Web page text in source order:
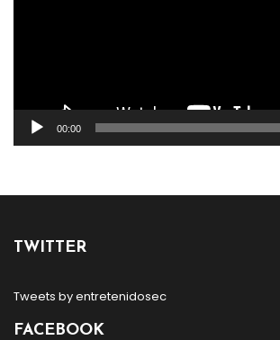
00:00
TWITTER
Tweets by entretenidosec
FACEBOOK